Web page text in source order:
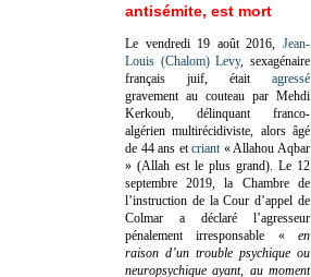
antisémite, est mort
Le vendredi 19 août 2016, Jean-
Louis (Chalom) Levy, sexagénaire
français juif, était agressé
gravement au couteau par Mehdi
Kerkoub, délinquant franco-
algérien multirécidiviste, alors âgé
de 44 ans etcriant « Allahou Aqbar
» (Allah est le plus grand). Le 12
septembre 2019, la Chambre de
l’instruction de la Cour d’appel de
Colmar a déclaré l’agresseur
pénalement irresponsable «en
raison d’un trouble psychique ou
neuropsychique ayant, au moment